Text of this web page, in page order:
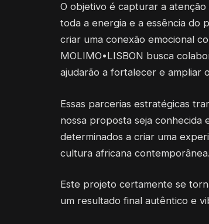
O objetivo é capturar a
toda a energia e a essência do
criar uma conexão emocional
MOLIMO•LISBON busca
ajudarão a fortalecer e ampliar
Essas parcerias estratégicas
nossa proposta seja conhecida
determinados a criar uma
cultura africana contemporânea.
Este projeto certamente se
um resultado final autêntico e